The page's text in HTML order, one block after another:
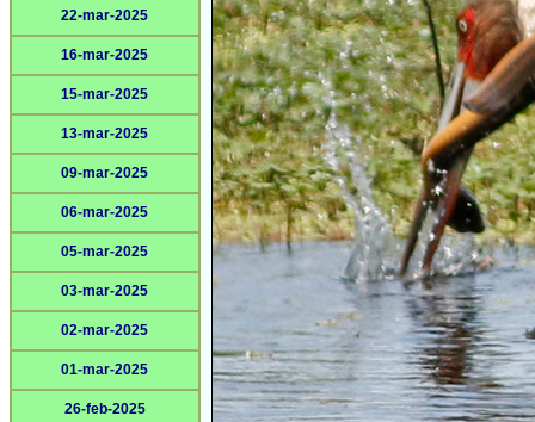
22-mar-2025
16-mar-2025
15-mar-2025
13-mar-2025
09-mar-2025
06-mar-2025
05-mar-2025
03-mar-2025
02-mar-2025
01-mar-2025
26-feb-2025